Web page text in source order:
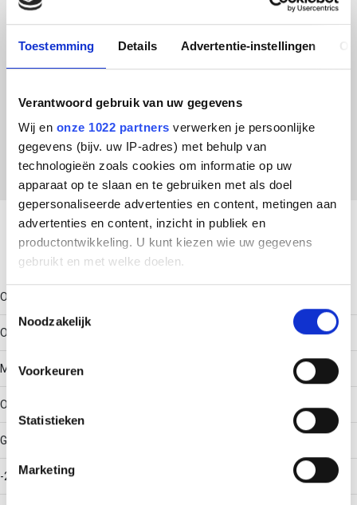
Toestemming Details Advertentie-instellingen
Verantwoord gebruik van uw gegevens
Wij en onze 1022 partners verwerken je persoonlijke
gegevens (bijv. uw IP-adres) met behulp van
technologieën zoals cookies om informatie op uw
apparaat op te slaan en te gebruiken met als doel
gepersonaliseerde advertenties en content, metingen aan
advertenties en content, inzicht in publiek en
productontwikkeling. U kunt kiezen wie uw gegevens
gebruikt en met welke doelen.
Informatie verzamelen over uw geografische locatie,
Uw apparaat identificeren door het actief te scannen
op specifieke eigenschappen (fingerprinting)
verwerkt en stel uw voorkeuren in het
detailgedeelte in.
Toestemmingsselectie
Noodzakelijk
Voorkeuren
Statistieken
Marketing
Technische omschrijving
EC001002 - Dekselklem voor kabeldraagsysteem
Download productsheet
Technische gegevens
Oppervlaktebescherming
Overig
Materiaalkwaliteit
Overig
Gebruikstemperatuur
-20 - 120